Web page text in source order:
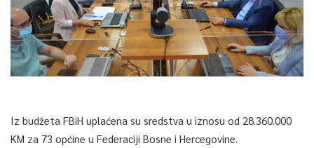
Iz budžeta FBiH uplaćena su sredstva u iznosu od 28.360.000
KM za 73 općine u Federaciji Bosne i Hercegovine.